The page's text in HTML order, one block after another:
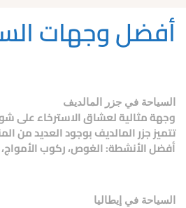
أفضل وجهات
السياحة في جزر المالديف
وجهة مثالية لعشاق الاسترخاء على
تتميز جزر المالديف بوجود العديد من
أفضل الأنشطة: الغوص، ركوب الأمواج،
السياحة في إيطاليا